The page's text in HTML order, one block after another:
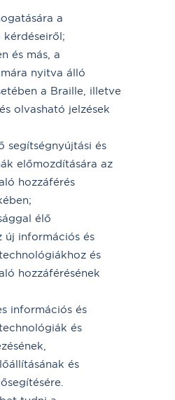
a
kérdéseiről;
és más, a
nyitva álló
a Braille, illetve
olvasható jelzések
segítségnyújtási és
előmozdítására az
hozzáférés
élő
új információs és
és
hozzáférésének
információs és
és
és